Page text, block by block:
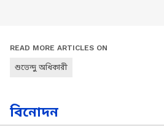
READ MORE ARTICLES ON
শুভেন্দু অধিকারী
বিনোদন